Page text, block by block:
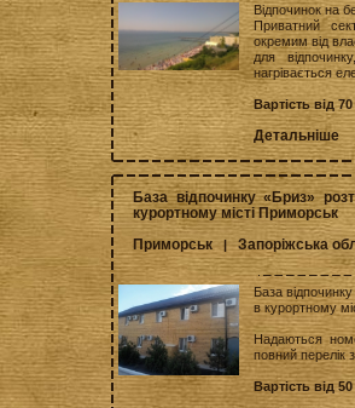
Відпочинок на
Приватний
окремим від
для
нагрівається
Вартість від
Детальніше
База відпочинку «Бриз»
курортному місті Приморськ
Приморськ |Запоріжська
База
в курортному
Надаються
повний перелік
Вартість від